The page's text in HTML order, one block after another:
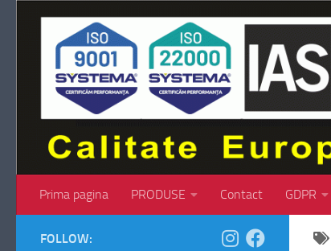
Skip to content
Prima pagina PRODUSE Contact GDPR
FOLLOW: